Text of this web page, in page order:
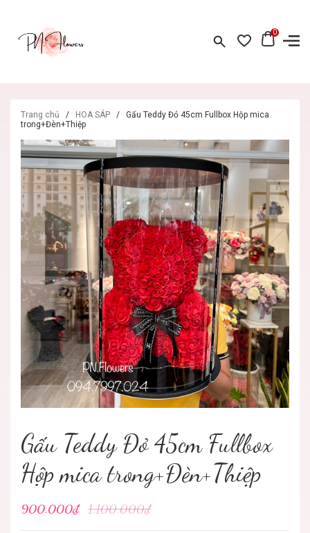
0
Trang chủ / HOA SÁP /
Gấu Teddy Đỏ 45cm Fullbox Hộp mica
trong+Đèn+Thiệp
Gấu Teddy Đỏ 45cm Fullbox
Hộp mica trong+Đèn+Thiệp
900.000₫ 1.100.000₫